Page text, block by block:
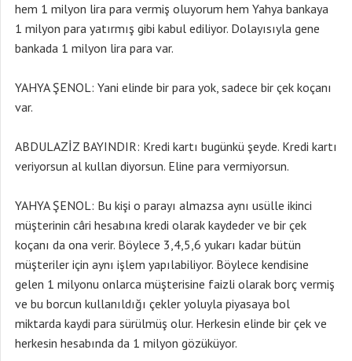
hem 1 milyon lira para vermiş oluyorum hem Yahya bankaya
1 milyon para yatırmış gibi kabul ediliyor. Dolayısıyla gene
bankada 1 milyon lira para var.
YAHYA ŞENOL: Yani elinde bir para yok, sadece bir çek koçanı
var.
ABDULAZİZ BAYINDIR: Kredi kartı bugünkü şeyde. Kredi kartı
veriyorsun al kullan diyorsun. Eline para vermiyorsun.
YAHYA ŞENOL: Bu kişi o parayı almazsa aynı usülle ikinci
müşterinin câri hesabına kredi olarak kaydeder ve bir çek
koçanı da ona verir. Böylece 3,4,5,6 yukarı kadar bütün
müşteriler için aynı işlem yapılabiliyor. Böylece kendisine
gelen 1 milyonu onlarca müşterisine faizli olarak borç vermiş
ve bu borcun kullanıldığı çekler yoluyla piyasaya bol
miktarda kaydi para sürülmüş olur. Herkesin elinde bir çek ve
herkesin hesabında da 1 milyon gözüküyor.